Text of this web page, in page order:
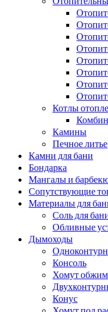
Котлы
Камины
Печное литье
Камни для бани
Бондарка
Мангалы и
Сопутствующие
Материалы для
Соль для
Обливные
Дымоходы
Консоль
Хомут
Конус